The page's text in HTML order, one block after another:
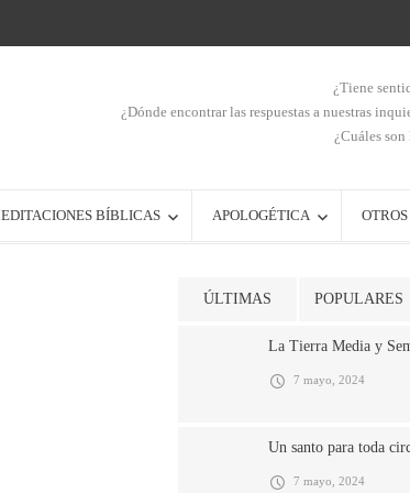
¿Tiene
¿Dónde encontrar las respuestas a nuestras
¿Cuáles son
BÍBLICAS APOLOGÉTICA OTROS
ÚLTIMAS POPULARES
La Tierra Media y
7 mayo, 2024
Un santo para toda
7 mayo, 2024